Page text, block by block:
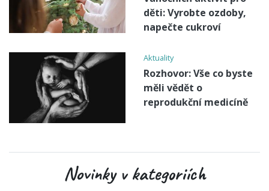
děti: Vyrobte ozdoby,
napečte cukroví
Aktuality
Rozhovor: Vše co byste
měli vědět o
reprodukční medicíně
Novinky v kategoriích